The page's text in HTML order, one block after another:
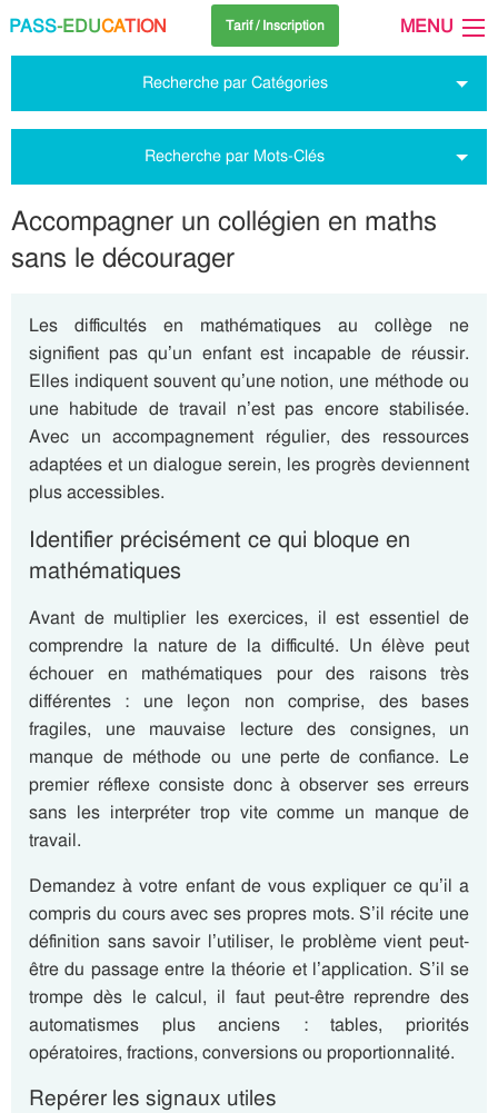
PASS-EDUCATION Tarif / Inscription MENU
Recherche par Catégories
Recherche par Mots-Clés
Accompagner un collégien en maths
sans le décourager
Les difficultés en mathématiques au collège ne
signifient pas qu’un enfant est incapable de réussir.
Elles indiquent souvent qu’une notion, une méthode ou
une habitude de travail n’est pas encore stabilisée.
Avec un accompagnement régulier, des ressources
adaptées et un dialogue serein, les progrès deviennent
plus accessibles.
Identifier précisément ce qui bloque en
mathématiques
Avant de multiplier les exercices, il est essentiel de
comprendre la nature de la difficulté. Un élève peut
échouer en mathématiques pour des raisons très
différentes : une leçon non comprise, des bases
fragiles, une mauvaise lecture des consignes, un
manque de méthode ou une perte de confiance. Le
premier réflexe consiste donc à observer ses erreurs
sans les interpréter trop vite comme un manque de
travail.
Demandez à votre enfant de vous expliquer ce qu’il a
compris du cours avec ses propres mots. S’il récite une
définition sans savoir l’utiliser, le problème vient peut-
être du passage entre la théorie et l’application. S’il se
trompe dès le calcul, il faut peut-être reprendre des
automatismes plus anciens : tables, priorités
opératoires, fractions, conversions ou proportionnalité.
Repérer les signaux utiles